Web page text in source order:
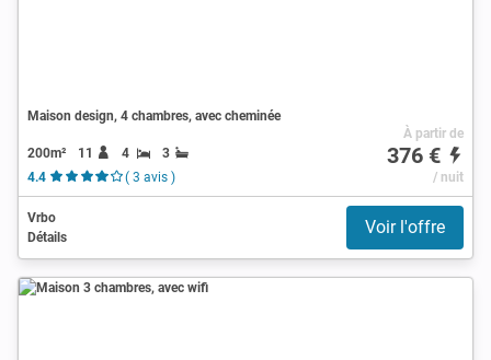
Maison design, 4 chambres, avec cheminée
200m² 11 4
3
4.4
( 3 avis )
À partir de
376 €
/ nuit
Vrbo
Détails
Voir l'offre